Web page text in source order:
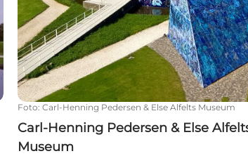
Foto: Carl-Henning Pedersen & Else Alfelts Museum
Carl-Henning Pedersen & Else
Museum